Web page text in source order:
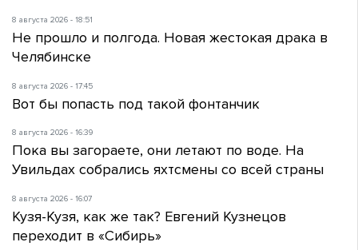
8 августа 2026 - 18:51
Не прошло и полгода. Новая жестокая драка в
Челябинске
8 августа 2026 - 17:45
Вот бы попасть под такой фонтанчик
8 августа 2026 - 16:39
Пока вы загораете, они летают по воде. На
Увильдах собрались яхтсмены со всей страны
8 августа 2026 - 16:07
Кузя-Кузя, как же так? Евгений Кузнецов
переходит в «Сибирь»